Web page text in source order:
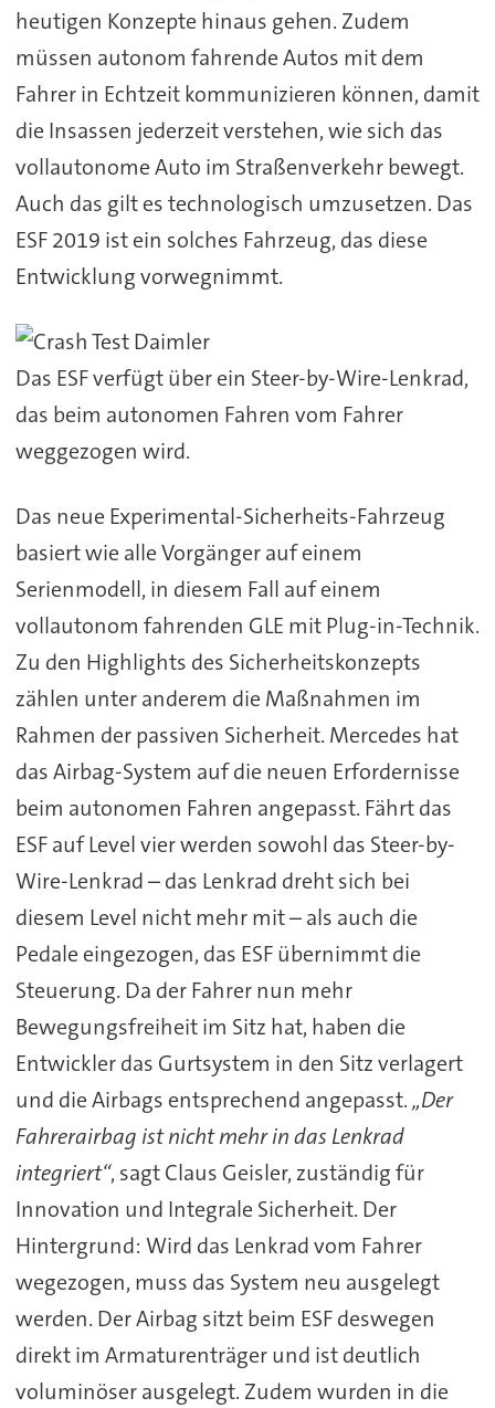
heutigen Konzepte hinaus gehen. Zudem
müssen autonom fahrende Autos mit dem
Fahrer in Echtzeit kommunizieren können, damit
die Insassen jederzeit verstehen, wie sich das
vollautonome Auto im Straßenverkehr bewegt.
Auch das gilt es technologisch umzusetzen. Das
ESF 2019 ist ein solches Fahrzeug, das diese
Entwicklung vorwegnimmt.
Das ESF verfügt über ein Steer-by-Wire-Lenkrad,
das beim autonomen Fahren vom Fahrer
weggezogen wird.
Das neue Experimental-Sicherheits-Fahrzeug
basiert wie alle Vorgänger auf einem
Serienmodell, in diesem Fall auf einem
vollautonom fahrenden GLE mit Plug-in-Technik.
Zu den Highlights des Sicherheitskonzepts
zählen unter anderem die Maßnahmen im
Rahmen der passiven Sicherheit. Mercedes hat
das Airbag-System auf die neuen Erfordernisse
beim autonomen Fahren angepasst. Fährt das
ESF auf Level vier werden sowohl das Steer-by-
Wire-Lenkrad – das Lenkrad dreht sich bei
diesem Level nicht mehr mit – als auch die
Pedale eingezogen, das ESF übernimmt die
Steuerung. Da der Fahrer nun mehr
Bewegungsfreiheit im Sitz hat, haben die
Entwickler das Gurtsystem in den Sitz verlagert
und die Airbags entsprechend angepasst.„Der
Fahrerairbag ist nicht mehr in das Lenkrad
integriert“, sagt Claus Geisler, zuständig für
Innovation und Integrale Sicherheit. Der
Hintergrund: Wird das Lenkrad vom Fahrer
wegezogen, muss das System neu ausgelegt
werden. Der Airbag sitzt beim ESF deswegen
direkt im Armaturenträger und ist deutlich
voluminöser ausgelegt. Zudem wurden in die